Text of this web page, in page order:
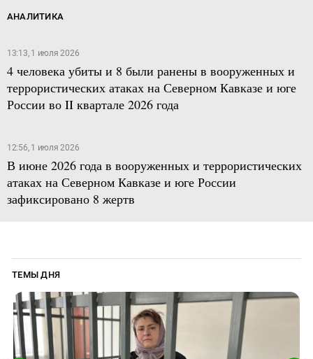
АНАЛИТИКА
13:13, 1 июля 2026
4 человека убиты и 8 были ранены в вооруженных и
террористических атаках на Северном Кавказе и юге
России во II квартале 2026 года
12:56, 1 июля 2026
В июне 2026 года в вооруженных и террористических
атаках на Северном Кавказе и юге России
зафиксировано 8 жертв
ТЕМЫ ДНЯ